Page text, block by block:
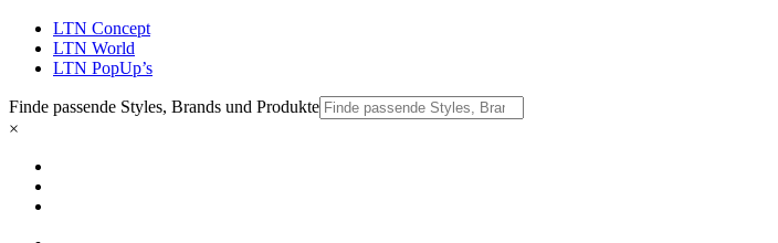
LTN Concept
LTN World
LTN PopUp’s
Finde passende Styles, Brands und Produkte
×